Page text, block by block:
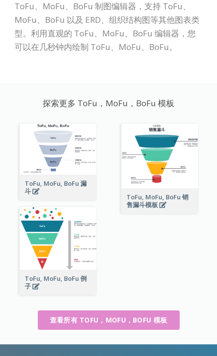
ToFu、MoFu、BoFu 制图编辑器，支持 ToFu、
MoFu、BoFu 以及 ERD、组织结构图等其他图表类
型。利用直观的 ToFu、MoFu、BoFu 编辑器，您
可以在几秒钟内绘制 ToFu、MoFu、BoFu。
探索更多 ToFu，MoFu，BoFu 模板
ToFu, MoFu, BoFu 漏
斗
ToFu, MoFu, BoFu 销
售漏斗模板
ToFu, MoFu, BoFu 例
子
查看所有 TOFU，MOFU，BOFU 模板